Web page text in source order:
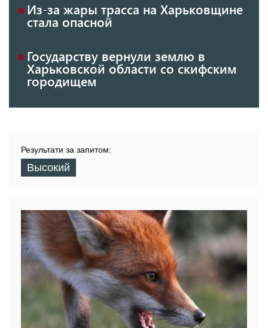
Из-за жары трасса на Харьковщине
стала опасной
Государству вернули землю в
Харьковской области со скифским
городищем
Результати за запитом:
Высокий